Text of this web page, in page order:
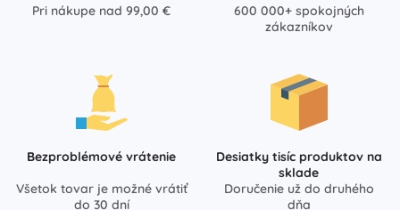
Pri nákupe nad 99,00 €
600 000+ spokojných
zákazníkov
Bezproblémové vrátenie
Všetok tovar je možné vrátiť
do 30 dní
Desiatky tisíc produktov na
sklade
Doručenie už do druhého
dňa